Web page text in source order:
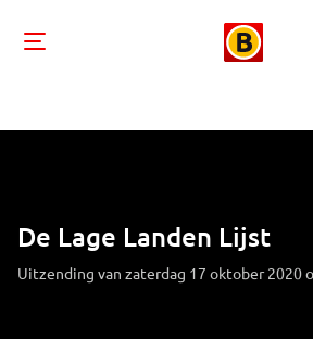
De Lage Landen Lijst
Uitzending van zaterdag 17 oktober 2020